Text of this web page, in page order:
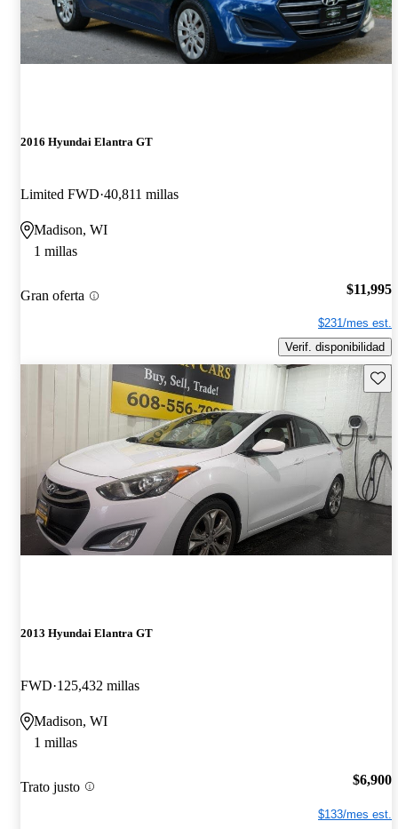
2016 Hyundai Elantra GT
Limited FWD 40,811 millas
Madison, WI
1 millas
Gran oferta $11,995
$231/mes est.
Verif. disponibilidad
2013 Hyundai Elantra GT
FWD 125,432 millas
Madison, WI
1 millas
Trato justo $6,900
$133/mes est.